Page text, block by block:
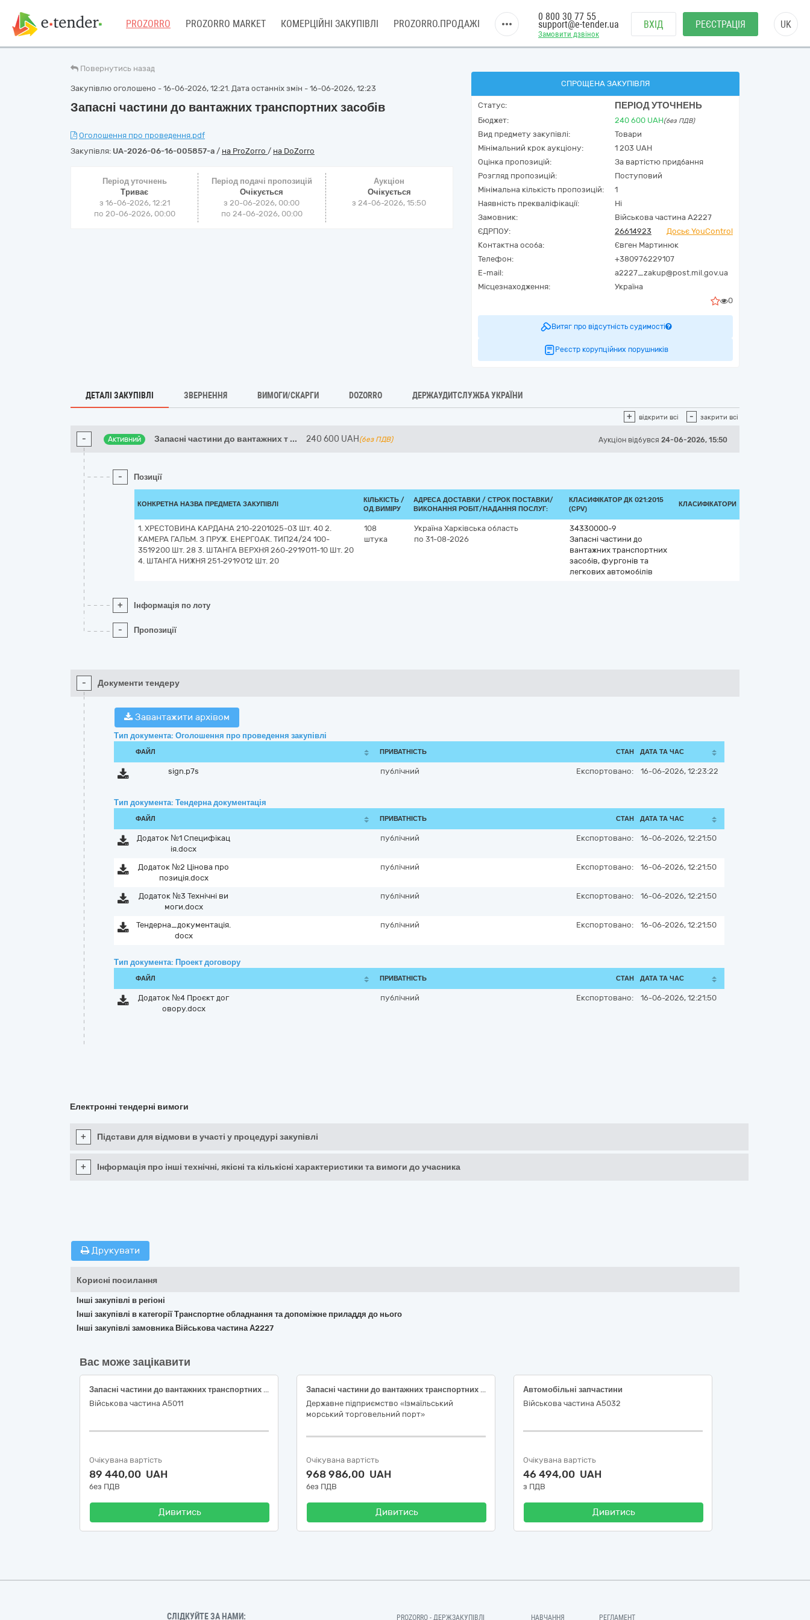
PROZORRO PROZORRO MARKET КОМЕРЦІЙНІ ЗАКУПІВЛІ PROZORRO.ПРОДАЖІ
Замовити дзвінок
0 800 30 77 55
support@e-tender.ua ВХІД РЕЄСТРАЦІЯ UK
Повернутись назад
Закупівлю оголошено - 16-06-2026, 12:21. Дата останніх змін - 16-06-2026, 12:23
Запасні частини до вантажних транспортних засобів
Оголошення про проведення.pdf
Закупівля: UA-2026-06-16-005857-a / на ProZorro / на DoZorro
Період уточнень
Триває
з 16-06-2026, 12:21
по 20-06-2026, 00:00
Період подачі пропозицій
Очікується
з 20-06-2026, 00:00
по 24-06-2026, 00:00
Аукціон
Очікується
з24-06-2026, 15:50
СПРОЩЕНА ЗАКУПІВЛЯ
Статус: ПЕРІОД УТОЧНЕНЬ
Бюджет: 240 600 UAH(без ПДВ)
Вид предмету закупівлі:
Товари
Мінімальний крок аукціону:
1 203 UAH
Оцінка пропозицій:
За вартістю придбання
Розгляд пропозицій:
Поступовий
Мінімальна кількість пропозицій:
1
Наявність прекваліфікації:
Ні
Замовник:
Військова частина А2227
ЄДРПОУ:
26614923
Досьє YouControl
Контактна особа:
Євген Мартинюк
Телефон:
+380976229107
E-mail:
a2227_zakup@post.mil.gov.ua
Місцезнаходження:
Україна
0
Витяг про відсутність судимості
Реєстр корупційних порушників
ДЕТАЛІ ЗАКУПІВЛІ ЗВЕРНЕННЯ ВИМОГИ/СКАРГИ DOZORRO ДЕРЖАУДИТСЛУЖБА УКРАЇНИ
+ відкрити всі - закрити всі
- Активний Запасні частини до вантажних т ... 240 600 UAH (без ПДВ) Аукціон відбувся 24-06-2026, 15:50
- Позиції
КОНКРЕТНА НАЗВА ПРЕДМЕТА ЗАКУПІВЛІ
КІЛЬКІСТЬ /
ОД.ВИМІРУ
АДРЕСА ДОСТАВКИ / СТРОК ПОСТАВКИ/
ВИКОНАННЯ РОБІТ/НАДАННЯ ПОСЛУГ:
КЛАСИФІКАТОР ДК 021:2015
(CPV)
КЛАСИФІКАТОРИ
1. ХРЕСТОВИНА КАРДАНА 210-2201025-03 Шт. 40 2.
КАМЕРА ГАЛЬМ. З ПРУЖ. ЕНЕРГОАК. ТИП24/24 100-
3519200 Шт. 28 3. ШТАНГА ВЕРХНЯ 260-2919011-10 Шт. 20
4. ШТАНГА НИЖНЯ 251-2919012 Шт. 20
108
штука
Україна Харківська область
по 31-08-2026
34330000-9
Запасні частини до
вантажних транспортних
засобів, фургонів та
легкових автомобілів
+ Інформація по лоту
- Пропозиції
- Документи тендеру
Завантажити архівом
Тип документа: Оголошення про проведення закупівлі
ФАЙЛ ПРИВАТНІСТЬ СТАН ДАТА ТА ЧАС
sign.p7s публічний Експортовано: 16-06-2026, 12:23:22
Тип документа: Тендерна документація
ФАЙЛ ПРИВАТНІСТЬ СТАН ДАТА ТА ЧАС
Додаток №1 Специфікац
ія.docx
публічний Експортовано: 16-06-2026, 12:21:50
Додаток №2 Цінова про
позиція.docx
публічний Експортовано: 16-06-2026, 12:21:50
Додаток №3 Технічні ви
моги.docx
публічний Експортовано: 16-06-2026, 12:21:50
Тендерна_документація.
docx
публічний Експортовано: 16-06-2026, 12:21:50
Тип документа: Проект договору
ФАЙЛ ПРИВАТНІСТЬ СТАН ДАТА ТА ЧАС
Додаток №4 Проєкт дог
овору.docx
публічний Експортовано: 16-06-2026, 12:21:50
Електронні тендерні вимоги
+ Підстави для відмови в участі у процедурі закупівлі
+ Інформація про інші технічні, якісні та кількісні характеристики та вимоги до учасника
Друкувати
Корисні посилання
Інші закупівлі в регіоні
Інші закупівлі в категорії Транспортне обладнання та допоміжне приладдя до нього
Інші закупівлі замовника Військова частина А2227
Вас може зацікавити
Запасні частини до вантажних транспортних засобів, фургонів та легкових автомобілів
Військова частина А5011
Очікувана вартість
89 440,00 UAH
без ПДВ
Дивитись
Запасні частини до вантажних транспортних засобів
Державне підприємство «Ізмаїльський
морський торговельний порт»
Очікувана вартість
968 986,00 UAH
без ПДВ
Дивитись
Автомобільні запчастини
Військова частина А5032
Очікувана вартість
46 494,00 UAH
з ПДВ
Дивитись
СЛІДКУЙТЕ ЗА НАМИ: PROZORRO - ДЕРЖЗАКУПІВЛІ НАВЧАННЯ РЕГЛАМЕНТ